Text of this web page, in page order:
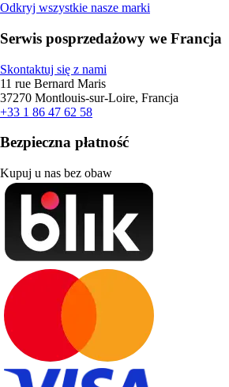
Odkryj wszystkie nasze marki
Serwis posprzedażowy we Francja
Skontaktuj się z nami
11 rue Bernard Maris
37270 Montlouis-sur-Loire, Francja
+33 1 86 47 62 58
Bezpieczna płatność
Kupuj u nas bez obaw